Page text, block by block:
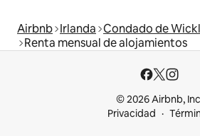
Airbnb Irlanda Condado de
Renta mensual de alojamientos
© 2026 Airbnb,
Privacidad